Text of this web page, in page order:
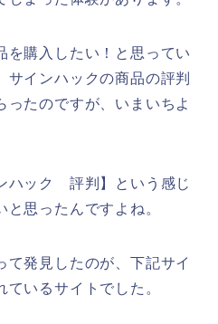
を購入したい！と思ってい
サインハックの商品の評判
ったのですが、いまいちよ
ハック 評判】という感じ
思ったんですよね。
て発見したのが、下記サイ
いるサイトでした。